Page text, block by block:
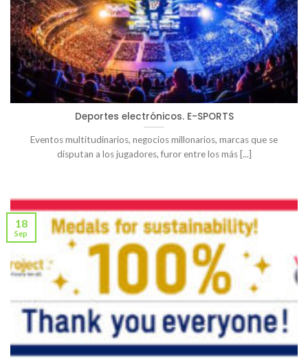
Deportes electrónicos. E-SPORTS
Eventos multitudinarios, negocios millonarios, marcas que se
disputan a los jugadores, furor entre los más [...]
18
Sep